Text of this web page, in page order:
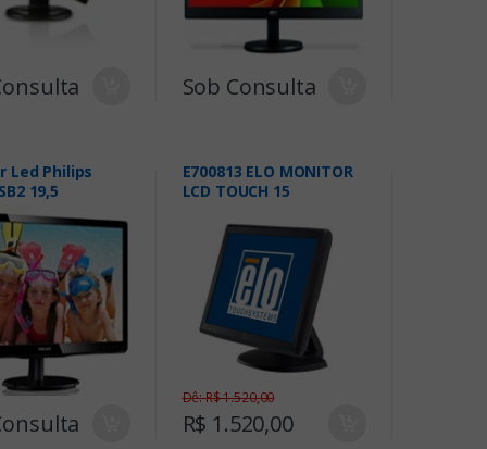
Sob Consulta
Led Philips
19,5
E700813 ELO MONITOR
LCD TOUCH 15
R$ 1.520,00
Dê: R$ 1.520,00